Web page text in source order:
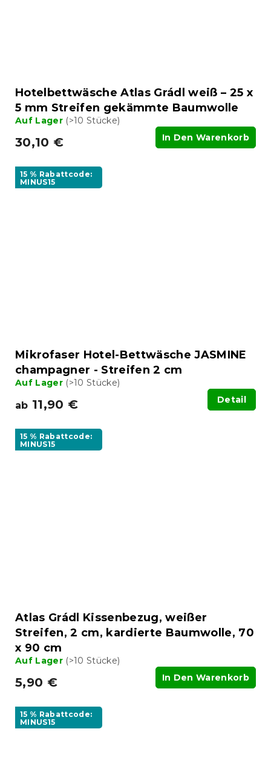
Hotelbettwäsche Atlas Grádl weiß – 25 x
5 mm Streifen gekämmte Baumwolle
Auf Lager (>10 Stücke)
30,10 € In Den Warenkorb
15 % Rabattcode:
MINUS15
Mikrofaser Hotel-Bettwäsche JASMINE
champagner - Streifen 2 cm
Auf Lager (>10 Stücke)
ab 11,90 € Detail
15 % Rabattcode:
MINUS15
Atlas Grádl Kissenbezug, weißer
Streifen, 2 cm, kardierte Baumwolle, 70
x 90 cm
Auf Lager (>10 Stücke)
5,90 € In Den Warenkorb
15 % Rabattcode:
MINUS15